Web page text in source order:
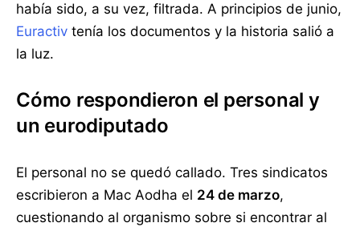
había sido, a su vez, filtrada. A principios de junio,
Euractiv tenía los documentos y la historia salió a
la luz.
Cómo respondieron el personal y
un eurodiputado
El personal no se quedó callado. Tres sindicatos
escribieron a Mac Aodha el 24 de marzo,
cuestionando al organismo sobre si encontrar al